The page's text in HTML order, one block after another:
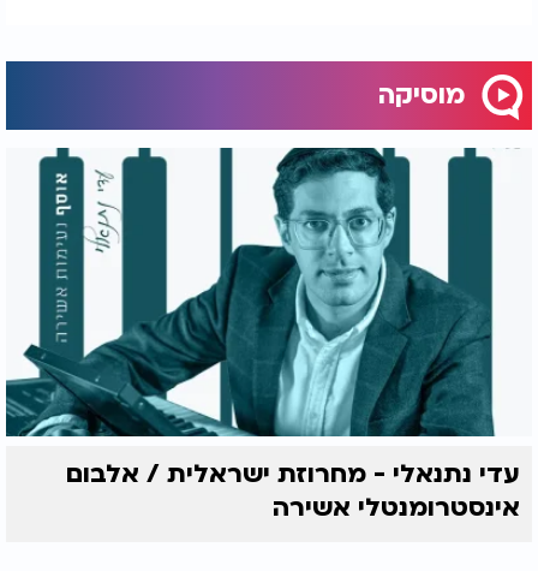
מוסיקה
עדי נתנאלי - מחרוזת ישראלית / אלבום
אינסטרומנטלי אשירה